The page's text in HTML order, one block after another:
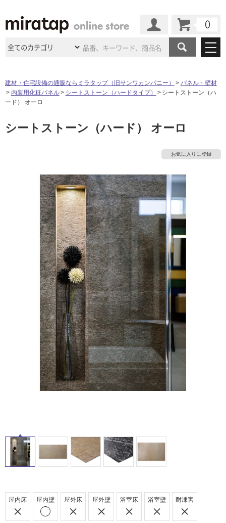
商品カテゴリ
洗面所・水回り
キッチン 浴室（風呂・バスルー
ム）・
ウッドデッキ フローリング・
インテリア・家具
ペット用品
内装用建材 パネル・壁材
ロートアイアン 天然石・石材
メンテナンス・施工材 新商品
施工事例
施工事例 法人案件納入事例
インタビュー
店舗・施設事例
ショールーム
ショールーム 京都ショールーム
ショールーム 札幌スマートショールー
ム
横浜スマートショールー
ウェルビーみのお
BOX
ご利用ガイド 初めての方へ
よくある質問 お問い合わせ
修理お問い合わせ クレーム公開
説明書・図面検索 水まわり 3年保証
お役立ち情報 住まいのスタイリング
アイデア
ミラタップチャンネル
オンライン相談
その他サービス
ミラタップと創る家
ASOLIE
工事会社紹介
ェルジュ
自分らしい家づくり
SUVACO
最高のリノベ会社が
かるリノベりす
建材・住宅設備の通販ならミラタップ（旧サンワカンパニー）
パネル・壁材
内装用化粧パネル
シートストーン（ハードタイプ）
シートストーン（ハ
ード） オーロ
シートストーン（ハード） オーロ
お気に入りに登録
屋内床 屋内壁 屋外床 屋外壁 浴室床 浴室壁 耐凍害
床・
屋
外
室
床・